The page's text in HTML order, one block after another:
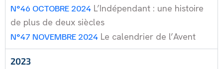
N°46 OCTOBRE 2024 L’Indépendant : une histoire
de plus de deux siècles
N°47 NOVEMBRE 2024 Le calendrier de l’Avent
2023